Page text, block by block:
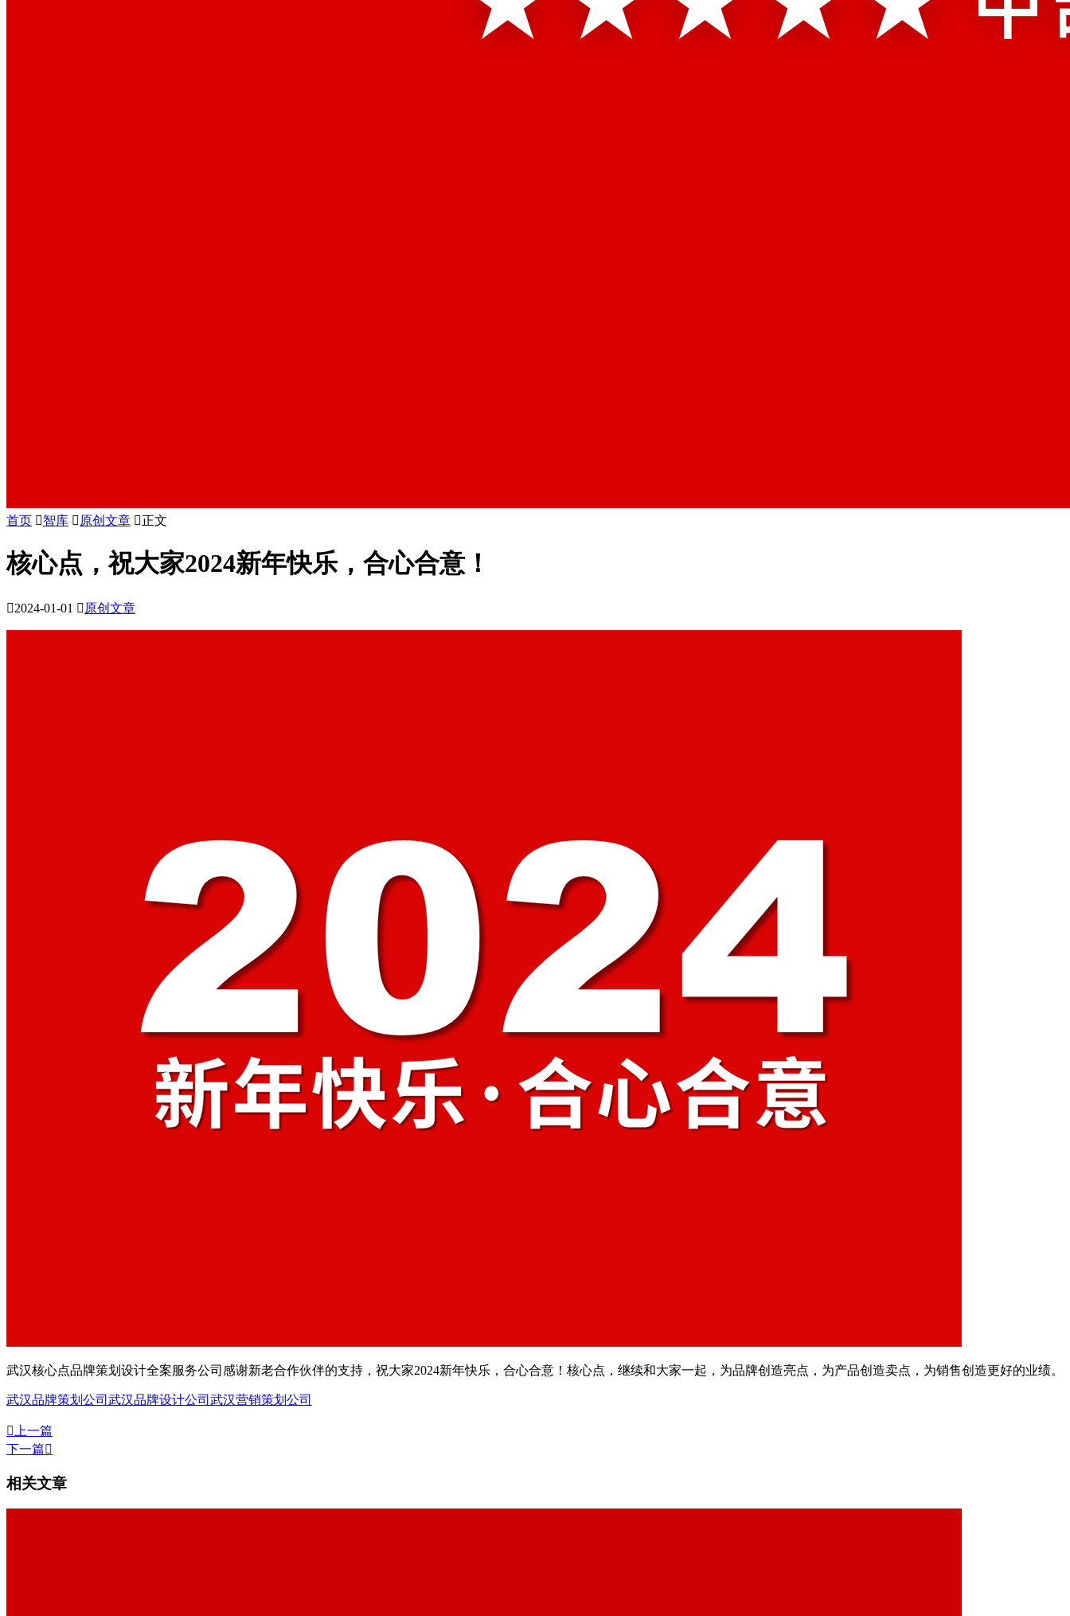
首页 智库  原创文章 正文
核心点，祝大家2024新年快乐，合心合意！
2024-01-01  原创文章
武汉核心点品牌策划设计全案服务公司感谢新老合作伙伴的支持，祝大家2024新年快乐，合心合意！核心点，继续和大家一起，为品牌创造亮点，为产品创造卖点，为销售创造更好的业绩。
武汉品牌策划公司 武汉品牌设计公司 武汉营销策划公司
 上一篇
下一篇
相关文章